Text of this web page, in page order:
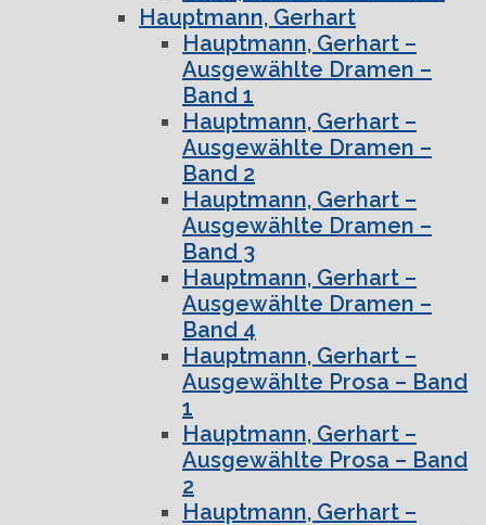
Hauptmann, Gerhart
Hauptmann, Gerhart –
Ausgewählte Dramen –
Band 1
Hauptmann, Gerhart –
Ausgewählte Dramen –
Band 2
Hauptmann, Gerhart –
Ausgewählte Dramen –
Band 3
Hauptmann, Gerhart –
Ausgewählte Dramen –
Band 4
Hauptmann, Gerhart –
Ausgewählte Prosa – Band
1
Hauptmann, Gerhart –
Ausgewählte Prosa – Band
2
Hauptmann, Gerhart –